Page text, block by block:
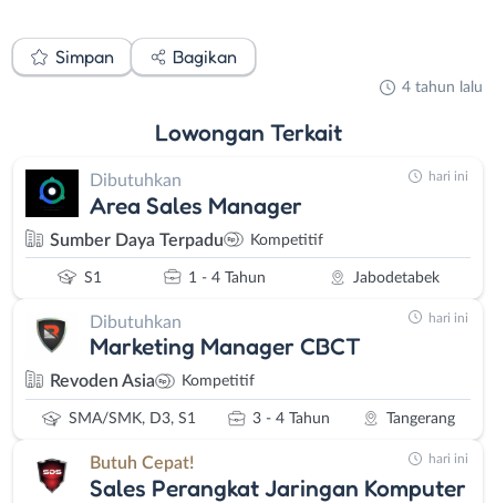
Simpan Bagikan
4 tahun lalu
Lowongan Terkait
Dibutuhkan
Area Sales Manager
Sumber Daya Terpadu Kompetitif
S1 1 - 4 Tahun Jabodetabek
hari ini
Dibutuhkan
Marketing Manager CBCT
Revoden Asia Kompetitif
SMA/SMK, D3, S1 3 - 4 Tahun Tangerang
hari ini
Butuh Cepat!
Sales Perangkat Jaringan Komputer
hari ini